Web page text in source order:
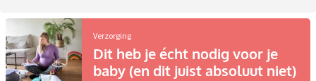
Verzorging
Dit heb je écht nodig voor je
baby (en dit juist absoluut niet)